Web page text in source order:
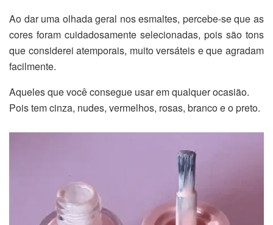
Ao dar uma olhada geral nos esmaltes, percebe-se que as
cores foram cuidadosamente selecionadas, pois são tons
que considerei atemporais, muito versáteis e que agradam
facilmente.
Aqueles que você consegue usar em qualquer ocasião.
Pois tem cinza, nudes, vermelhos, rosas, branco e o preto.